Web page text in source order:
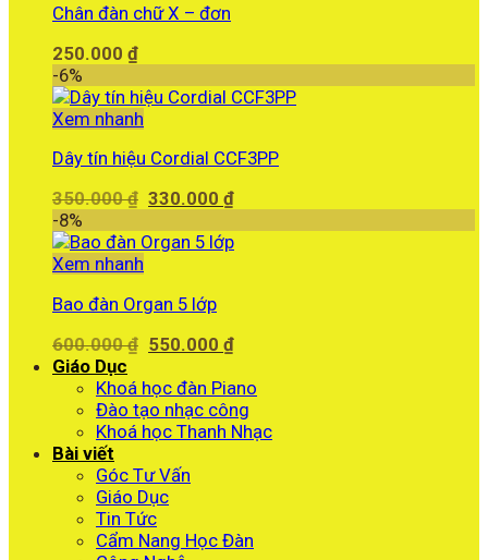
Chân đàn chữ X – đơn
250.000 ₫
-6%
Xem nhanh
Dây tín hiệu Cordial CCF3PP
350.000₫ Giá
là:
330.000₫Giá
tại
-8%
Xem nhanh
Bao đàn Organ 5 lớp
600.000₫ Giá
là:
600.000 ₫.
550.000₫Giá
tại
là:
550.000 ₫.
Giáo Dục
Khoá học đàn Piano
Đào tạo nhạc công
Khoá học Thanh Nhạc
Bài viết
Góc Tư Vấn
Giáo Dục
Tin Tức
Cẩm Nang Học Đàn